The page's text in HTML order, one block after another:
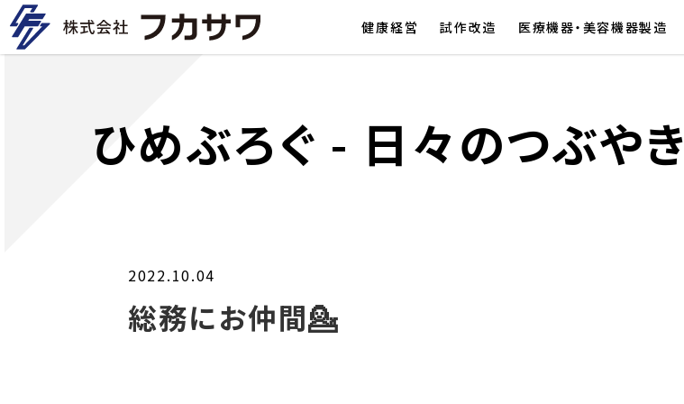
健康経営 試作改造 医療機器・美容機器製造
ひめぶろぐ - 日々のつぶやき
2022.10.04
総務にお仲間💁